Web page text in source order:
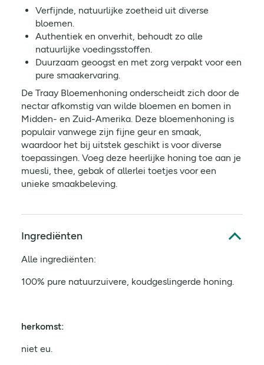
Verfijnde, natuurlijke zoetheid uit diverse
bloemen.
Authentiek en onverhit, behoudt zo alle
natuurlijke voedingsstoffen.
Duurzaam geoogst en met zorg verpakt voor een
pure smaakervaring.
De Traay Bloemenhoning onderscheidt zich door de
nectar afkomstig van wilde bloemen en bomen in
Midden- en Zuid-Amerika. Deze bloemenhoning is
populair vanwege zijn fijne geur en smaak,
waardoor het bij uitstek geschikt is voor diverse
toepassingen. Voeg deze heerlijke honing toe aan je
muesli, thee, gebak of allerlei toetjes voor een
unieke smaakbeleving.
Ingrediënten
Alle ingrediënten:
100% pure natuurzuivere, koudgeslingerde honing.
herkomst:
niet eu.